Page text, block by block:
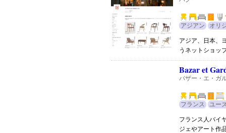
アジアン オリ
アジア、日本、
うネットショッ
Bazar et
バザー・エ・ガ
フランス ユー
フランス人バイ
ジェやアート作